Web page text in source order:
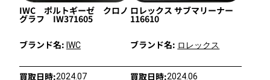
IWC ポルトギーゼ クロノ
グラフ IW371605
ブランド名: IWC
買取日時:2024.07
ロレックス サブマリーナー
116610
ブランド名: ロレックス
買取日時:2024.06